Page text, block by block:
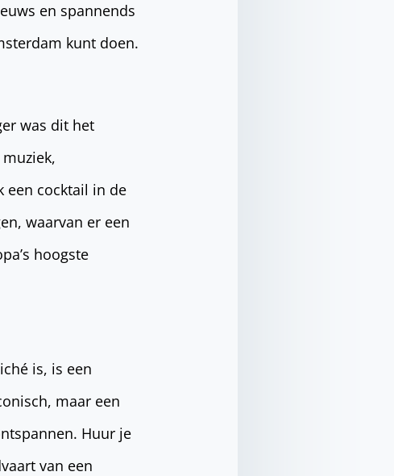
en spannends
kunt doen.
was dit het
een cocktail in de
waarvan er een
hoogste
is, is een
maar een
Huur je
van een